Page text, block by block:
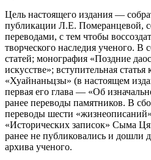
Цель настоящего издания —
публикации Л.Е. Померанцевой,
переводами, с тем чтобы
творческого наследия ученого.
статей; монография «Поздние
искусстве»; вступительная
«Хуайнаньцзы» (в настоящем
первая его глава — «Об
ранее переводы памятников. В
переводы шести
«Исторических записок» Сыма
ранее не публиковались и дошли
архива ученого.